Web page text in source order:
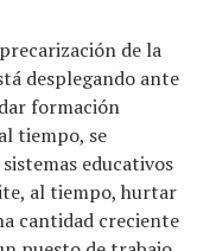
de la
desplegando ante
formación
tiempo, se
educativos
al tiempo, hurtar
cantidad creciente